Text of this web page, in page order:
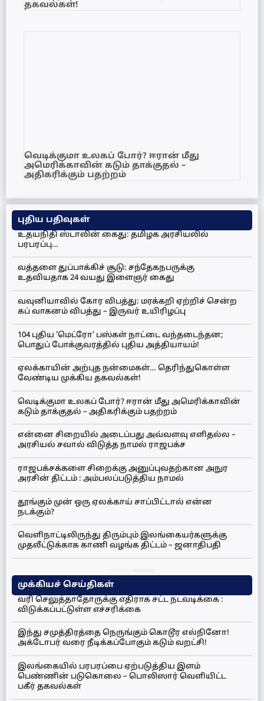
தகவல்கள்!
வெடிக்குமா உலகப் போர்? ஈரான் மீது
அமெரிக்காவின் கடும் தாக்குதல் –
அதிகரிக்கும் பதற்றம்
புதிய பதிவுகள்
உதயநிதி ஸ்டாலின் கைது: தமிழக அரசியலில்
பரபரப்பு…
வத்தளை துப்பாக்கிச் சூடு: சந்தேகநபருக்கு
உதவியதாக 24 வயது இளைஞர் கைது
வவுனியாவில் கோர விபத்து: மரக்கறி ஏற்றிச் சென்ற
கப் வாகனம் விபத்து – இருவர் உயிரிழப்பு
104 புதிய ‘மெட்ரோ’ பஸ்கள் நாட்டை வந்தடைந்தன;
பொதுப் போக்குவரத்தில் புதிய அத்தியாயம்!
ஏலக்காயின் அற்புத நன்மைகள்… தெரிந்துகொள்ள
வேண்டிய முக்கிய தகவல்கள்!
வெடிக்குமா உலகப் போர்? ஈரான் மீது அமெரிக்காவின்
கடும் தாக்குதல் – அதிகரிக்கும் பதற்றம்
என்னை சிறையில் அடைப்பது அவ்வளவு எளிதல்ல –
அரசியல் சவால் விடுத்த நாமல் ராஜபக்ச
ராஜபக்சக்களை சிறைக்கு அனுப்புவதற்கான அநுர
அரசின் திட்டம் : அம்பலப்படுத்திய நாமல்
தூங்கும் முன் ஒரு ஏலக்காய் சாப்பிட்டால் என்ன
நடக்கும்?
வெளிநாட்டிலிருந்து திரும்பும் இலங்கையர்களுக்கு
முதலீட்டுக்காக காணி வழங்க திட்டம் – ஜனாதிபதி
முக்கியச் செய்திகள்
வரி செலுத்தாதோருக்கு எதிராக சட்ட நடவடிக்கை :
விடுக்கப்பட்டுள்ள எச்சரிக்கை
இந்து சமுத்திரத்தை நெருங்கும் கொடூர எல்நினோ!
அக்டோபர் வரை நீடிக்கப்போகும் கடும் வறட்சி!
இலங்கையில் பரபரப்பை ஏற்படுத்திய இளம்
பெண்ணின் படுகொலை – பொலிஸார் வெளியிட்ட
பகீர் தகவல்கள்